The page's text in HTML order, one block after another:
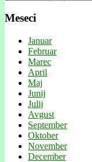
Meseci
Januar
Februar
Marec
April
Maj
Junij
Julij
Avgust
September
Oktober
November
December